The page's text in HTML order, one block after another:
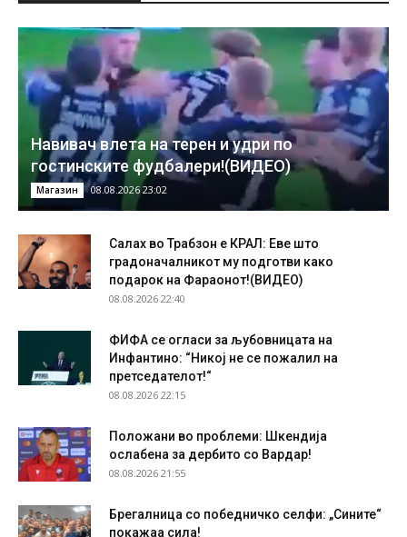
Навивач влета на терен и удри по
гостинските фудбалери!(ВИДЕО)
Магазин 08.08.2026 23:02
Салах во Трабзон е КРАЛ: Еве што
градоначалникот му подготви како
подарок на Фараонот!(ВИДЕО)
08.08.2026 22:40
ФИФА се огласи за љубовницата на
Инфантино: “Никој не се пожалил на
претседателот!“
08.08.2026 22:15
Положани во проблеми: Шкендија
ослабена за дербито со Вардар!
08.08.2026 21:55
Брегалница со победничко селфи: „Сините“
покажаа сила!